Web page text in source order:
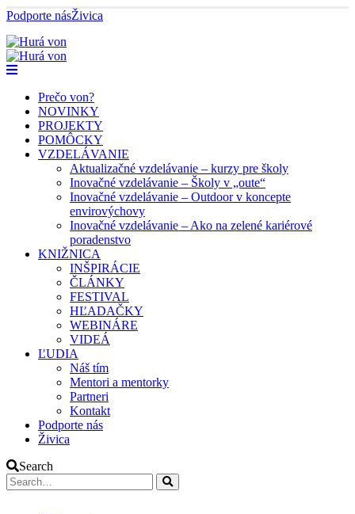
Podporte násŽivica
Prečo von?
NOVINKY
PROJEKTY
POMÔCKY
VZDELÁVANIE
Aktualizačné vzdelávanie – kurzy pre školy
Inovačné vzdelávanie – Školy v „oute“
Inovačné vzdelávanie – Outdoor v koncepte
envirovýchovy
Inovačné vzdelávanie – Ako na zelené kariérové
poradenstvo
KNIŽNICA
INŠPIRÁCIE
ČLÁNKY
FESTIVAL
HĽADAČKY
WEBINÁRE
VIDEÁ
ĽUDIA
Náš tím
Mentori a mentorky
Partneri
Kontakt
Podporte nás
Živica
Search